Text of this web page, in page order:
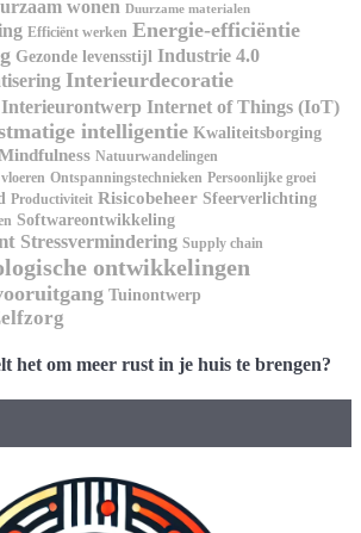
wonen Duurzame materialen
Efficiënt werken Energie-efficiëntie
Gezonde levensstijl Industrie 4.0
Interieurdecoratie
Interieurontwerp Internet of Things (IoT)
intelligentie Kwaliteitsborging
Natuurwandelingen
Ontspanningstechnieken Persoonlijke groei
Productiviteit Risicobeheer Sfeerverlichting
Softwareontwikkeling
Stressvermindering Supply chain
ontwikkelingen
Tuinontwerp
het om meer rust in je huis te brengen?